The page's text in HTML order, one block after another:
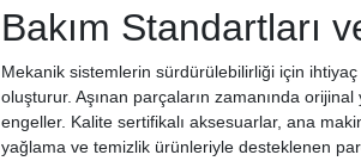
Bakım Standartları
Mekanik sistemlerin sürdürülebilirliği için
oluşturur. Aşınan parçaların zamanında
engeller. Kalite sertifikalı aksesuarlar, ana
yağlama ve temizlik ürünleriyle desteklenen